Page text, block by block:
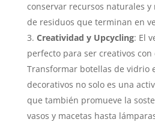
conservar recursos naturales
de residuos que terminan en
Creatividad y Upcycling: El
perfecto para ser creativos con
Transformar botellas de vidrio
decorativos no solo es una
que también promueve la
vasos y macetas hasta